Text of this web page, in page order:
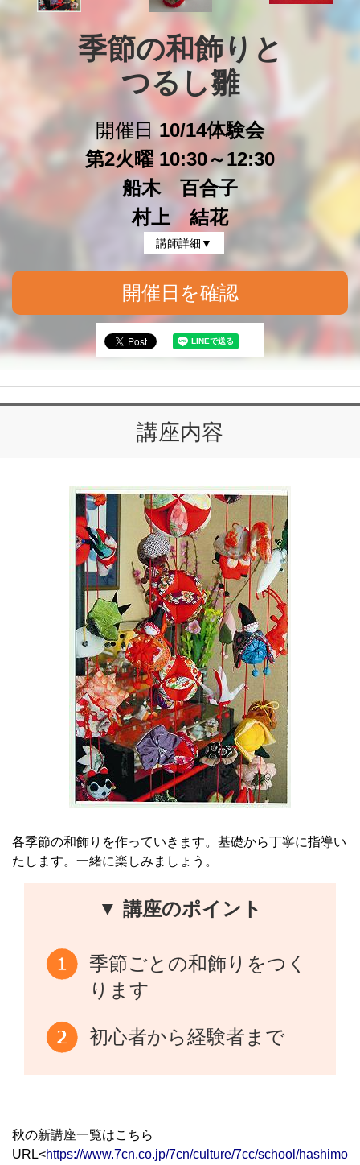
季節の和飾りと
つるし雛
開催日 10/14体験会
第2火曜 10:30～12:30
船木 百合子
村上 結花
講師詳細▼
開催日を確認
講座内容
各季節の和飾りを作っていきます。基礎から丁寧に指導い
たします。一緒に楽しみましょう。
▼ 講座のポイント
季節ごとの和飾りをつく
ります
初心者から経験者まで
秋の新講座一覧はこちら
URL<https://www.7cn.co.jp/7cn/culture/7cc/school/